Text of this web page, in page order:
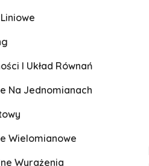
I Układ Równań
Na Jednomianach
Wielomianowe
Wyrażenia